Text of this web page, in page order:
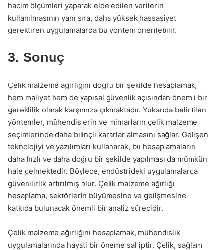
hacim ölçümleri yaparak elde edilen verilerin
kullanılmasının yanı sıra, daha yüksek hassasiyet
gerektiren uygulamalarda bu yöntem önerilebilir.
3. Sonuç
Çelik malzeme ağırlığını doğru bir şekilde hesaplamak,
hem maliyet hem de yapısal güvenlik açısından önemli bir
gereklilik olarak karşımıza çıkmaktadır. Yukarıda belirtilen
yöntemler, mühendislerin ve mimarların çelik malzeme
seçimlerinde daha bilinçli kararlar almasını sağlar. Gelişen
teknolojiyi ve yazılımları kullanarak, bu hesaplamaların
daha hızlı ve daha doğru bir şekilde yapılması da mümkün
hale gelmektedir. Böylece, endüstrideki uygulamalarda
güvenilirlik artırılmış olur. Çelik malzeme ağırlığı
hesaplama, sektörlerin büyümesine ve gelişmesine
katkıda bulunacak önemli bir analiz sürecidir.
Çelik malzeme ağırlığını hesaplamak, mühendislik
uygulamalarında hayati bir öneme sahiptir. Çelik, sağlam